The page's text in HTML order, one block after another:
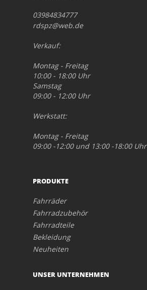
03984834777
rdspz@web.de
Verkauf:
Montag - Freitag
10:00 - 18:00 Uhr
Samstag
09:00 - 12:00 Uhr
Werkstatt:
Montag - Freitag
09:00 -12:00 und 13:00 -18:00 Uhr
PRODUKTE
Fahrräder
Fahrradzubehör
Fahrradteile
Bekleidung
Neuheiten
UNSER UNTERNEHMEN